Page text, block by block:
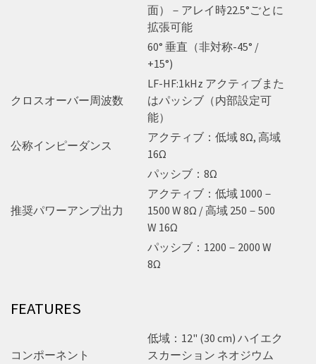
面）－アレイ時22.5°ごとに
拡張可能
60° 垂直（非対称-45° /
+15°)
クロスオーバー周波数
LF-HF:1kHz アクティブまた
はパッシブ（内部設定可
能）
公称インピーダンス
アクティブ：低域 8Ω, 高域
16Ω
パッシブ：8Ω
推奨パワーアンプ出力
アクティブ：低域 1000－
1500 W 8Ω / 高域 250－500
W 16Ω
パッシブ：1200－2000 W
8Ω
FEATURES
コンポーネント
低域：12" (30 cm) ハイエク
スカーション ネオジウム